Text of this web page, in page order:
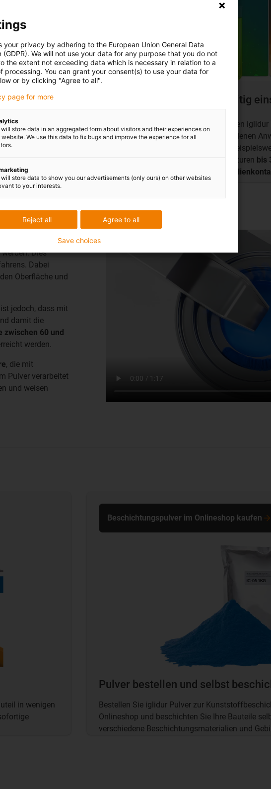
Coating reduziert die Komplexität Ihrer
da keine zusätzlichen Bauteile
werden. Coating kann auch dort
einschränkt.
Vielseitig
Sie können
verschiedenen
zählen
Temperaturen bis
Dies
Dabei
Oberfläche und
jedoch, dass mit
damit die
zwischen 60 und
werden.
, die mit
Pulver verarbeitet
und weisen
in wenigen
Pulver bestellen und selbst
Bestellen Sie iglidur Pulver zur
Onlineshop und beschichten Sie Ihre Bauteile
verschiedene Beschichtungsmaterialien und
Beschichtungspulver im Onlineshop kaufen
privacy by adhering to the European Union General Data
(GDPR). We will not use your data for any purpose that you do not
the extent not exceeding data which is necessary in relation to a
processing. You can grant your consent(s) to use your data for
or by clicking "Agree to all".
page for more
will store data in an aggregated form about visitors and their experiences on
website. We use this data to fix bugs and improve the experience for all
will store data to show you our advertisements (only ours) on other websites
to your interests.
Agree to all
Reject all
Save choices